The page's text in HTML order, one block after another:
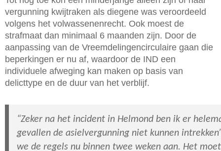
vergunning kwijtraken als diegene was veroordeeld
volgens het volwassenenrecht. Ook moest de
strafmaat dan minimaal 6 maanden zijn. Door de
aanpassing van de Vreemdelingencirculaire gaan die
beperkingen er nu af, waardoor de IND een
individuele afweging kan maken op basis van
delicttype en de duur van het verblijf.
“Zeker na het incident in Helmond ben ik er
gevallen de asielvergunning niet kunnen
we de regels nu binnen twee weken aan. Het